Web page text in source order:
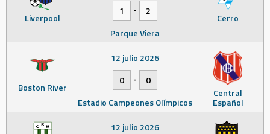
Liverpool Cerro
1
-
2
Parque Viera
Boston River Central
Español
12 julio 2026
0
-
0
Estadio Campeones Olímpicos
12 julio 2026